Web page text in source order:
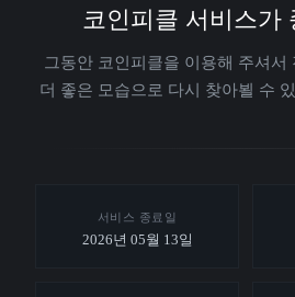
코인피클 서비스가
그동안 코인피클을 이용해 주셔서
더 좋은 모습으로 다시 찾아뵐 수
서비스 종료일
2026년 05월 13일